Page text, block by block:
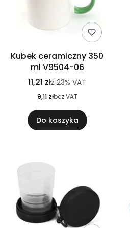
Kubek ceramiczny 350
ml V9504-06
11,21 złz 23% VAT
9,11 złbez VAT
Do koszyka